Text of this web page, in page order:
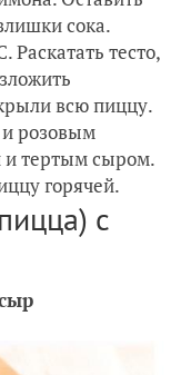
сока.
Раскатать тесто,
всю пиццу.
розовым
и тертым сыром.
горячей.
с